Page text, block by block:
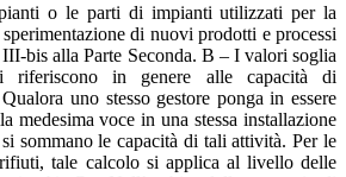
o le parti di impianti utilizzati per la
di nuovi prodotti e processi
bis alla Parte Seconda. B – I valori soglia
riferiscono in genere alle capacità di
uno stesso gestore ponga in essere
medesima voce in una stessa installazione
sommano le capacità di tali attività. Per le
tale calcolo si applica al livello delle